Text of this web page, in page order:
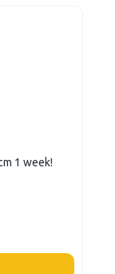
1 week!